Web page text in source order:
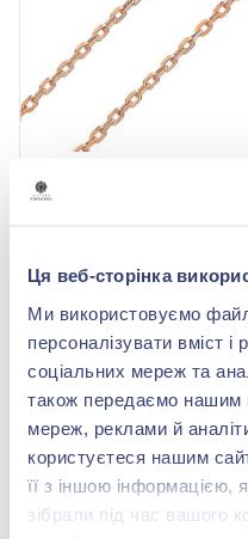
Ця веб-сторінка
Ми використовуємо
персоналізувати вміст і
соціальних мереж та
також передаємо нашим
мереж, реклами й
користуєтеся нашим
її з іншою інформацією,
зібрали під час вашого
Якорная цепочка из
красного золота 585°,
(арт. 306207)
Купить
-53%